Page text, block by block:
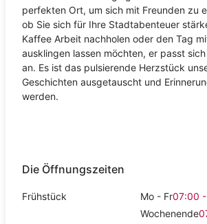
perfekten Ort, um sich mit Freunden zu
ob Sie sich für Ihre Stadtabenteuer
Kaffee Arbeit nachholen oder den Tag
ausklingen lassen möchten, er passt
an. Es ist das pulsierende Herzstück
Geschichten ausgetauscht und
werden.
Die Öffnungszeiten
Frühstück Mo - Fr07:00
Wochenende